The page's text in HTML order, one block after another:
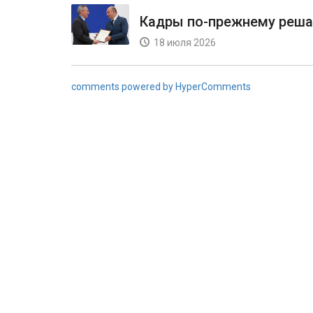
Кадры по-прежнему
18 июля 2026
comments powered by HyperComments